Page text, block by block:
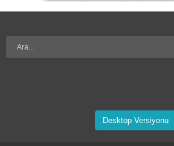
Desktop Versiyonu